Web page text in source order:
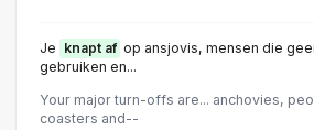
Je knapt af op ansjovis, mensen die
gebruiken en...
Your major turn-offs are... anchovies,
coasters and--